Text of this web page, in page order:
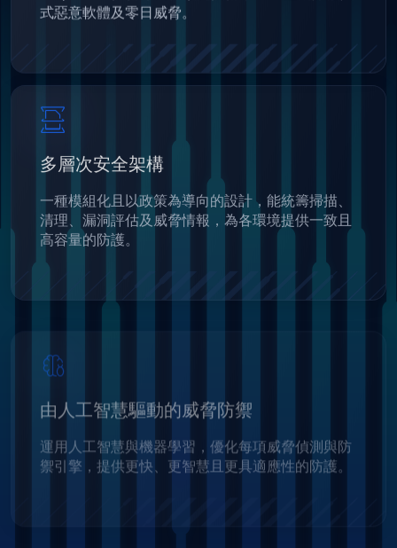
式惡意軟體及零日威脅。
多層次安全架構
一種模組化且以政策為導向的設計，能統籌掃描、
清理、漏洞評估及威脅情報，為各環境提供一致且
高容量的防護。
由人工智慧驅動的威脅防禦
運用人工智慧與機器學習，優化每項威脅偵測與防
禦引擎，提供更快、更智慧且更具適應性的防護。